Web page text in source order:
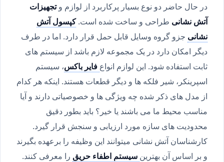
در حال حاضر دو نوع بسیار پرکاربرد از لوازم وتجهیزات
آتش نشانیطراحی و ساخت شده است.کپسول آتش
نشانیجزو گروه وسایل قابل حمل قرار دارد. اما در طرف
دیگر امکان دارد در یک مجموعه لازم باشد از سیستم های
ثابت استفاده شود. این لوازم انواعفایر باکس، سیستم
اسپرینکر، شیر فلکه ها و دیگر قطعات هستند. اینکه هر کدام
از مدل های ذکر شده چه ویژگی ها و خصوصیاتی دارند و آیا
مناسب محیط ما می باشند یا خیر؟ باید بطور دقیق
محدودیت های سازه مورد ارزیابی و سنجش قرار گیرد.
کارشناسان آتش نشانی میتوانند این وظیفه را برعهده بگیرند
و بر اساس آن بهترینسیستم اطفاء حریقرا معرفی کنند.